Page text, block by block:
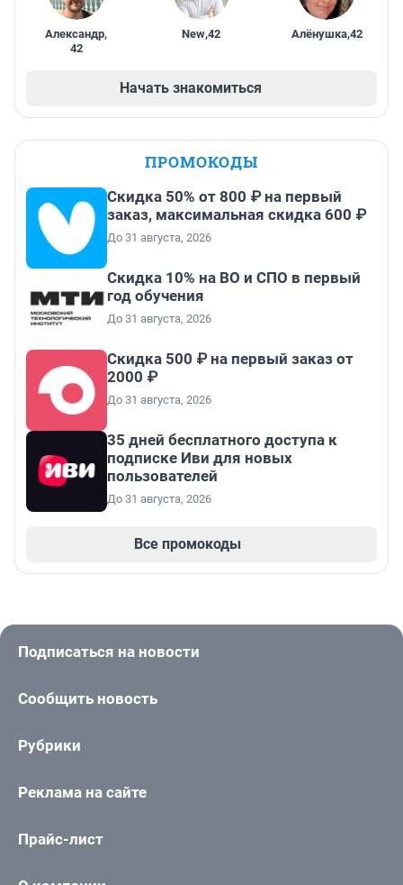
Александр,
42
New,42 Алёнушка,42
Начать знакомиться
ПРОМОКОДЫ
Скидка 50% от 800 ₽ на первый
заказ, максимальная скидка 600 ₽
До 31 августа, 2026
Скидка 10% на ВО и СПО в первый
год обучения
До 31 августа, 2026
Скидка 500 ₽ на первый заказ от
2000 ₽
До 31 августа, 2026
35 дней бесплатного доступа к
подписке Иви для новых
пользователей
До 31 августа, 2026
Все промокоды
Подписаться на новости
Сообщить новость
Рубрики
Реклама на сайте
Прайс-лист